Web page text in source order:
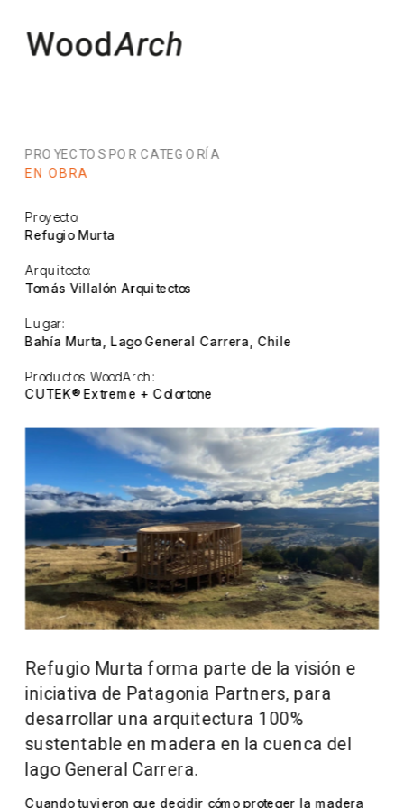
PROYECTOS POR CATEGORÍA
EN OBRA
Proyecto:
Refugio Murta
Arquitecto:
Tomás Villalón Arquitectos
Lugar:
Bahía Murta, Lago General Carrera, Chile
Productos WoodArch:
CUTEK® Extreme + Colortone
Refugio Murta forma parte de la visión e
iniciativa de Patagonia Partners, para
desarrollar una arquitectura 100%
sustentable en madera en la cuenca del
lago General Carrera.
Cuando tuvieron que decidir cómo proteger la madera